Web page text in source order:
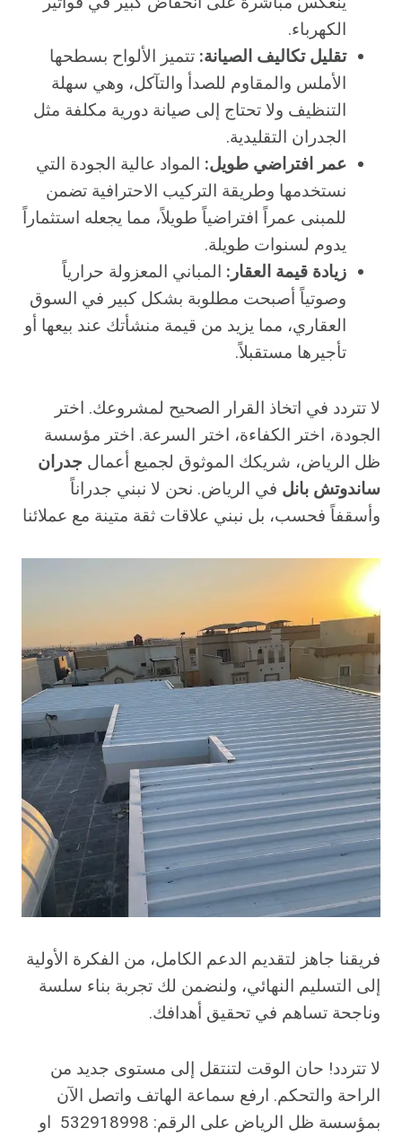
الكهرباء.
تقليل تكاليف الصيانة: تتميز الألواح بسطحها
الأملس والمقاوم للصدأ والتآكل، وهي سهلة
التنظيف ولا تحتاج إلى صيانة دورية مكلفة مثل
الجدران التقليدية.
عمر افتراضي طويل: المواد عالية الجودة التي
نستخدمها وطريقة التركيب الاحترافية تضمن
للمبنى عمراً افتراضياً طويلاً، مما يجعله استثماراً
يدوم لسنوات طويلة.
زيادة قيمة العقار: المباني المعزولة حرارياً
وصوتياً أصبحت مطلوبة بشكل كبير في السوق
العقاري، مما يزيد من قيمة منشأتك عند بيعها أو
تأجيرها مستقبلاً.
لا تتردد في اتخاذ القرار الصحيح لمشروعك. اختر
الجودة، اختر الكفاءة، اختر السرعة. اختر مؤسسة
ظل الرياض، شريكك الموثوق لجميع أعمال جدران
ساندوتش بانل في الرياض. نحن لا نبني جدراناً
وأسقفاً فحسب، بل نبني علاقات ثقة متينة مع عملائنا
فريقنا جاهز لتقديم الدعم الكامل، من الفكرة الأولية
إلى التسليم النهائي، ولنضمن لك تجربة بناء سلسة
وناجحة تساهم في تحقيق أهدافك.
لا تتردد! حان الوقت لتنتقل إلى مستوى جديد من
الراحة والتحكم. ارفع سماعة الهاتف واتصل الآن
بمؤسسة ظل الرياض على الرقم: 532918998 او